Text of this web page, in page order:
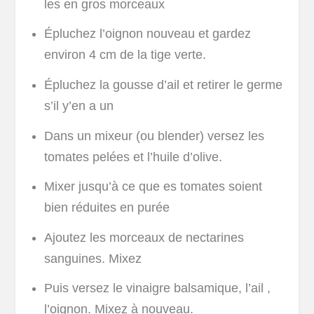
les en gros morceaux
Épluchez l’oignon nouveau et gardez
environ 4 cm de la tige verte.
Épluchez la gousse d’ail et retirer le germe
s’il y’en a un
Dans un mixeur (ou blender) versez les
tomates pelées et l’huile d’olive.
Mixer jusqu’à ce que es tomates soient
bien réduites en purée
Ajoutez les morceaux de nectarines
sanguines. Mixez
Puis versez le vinaigre balsamique, l’ail ,
l’oignon. Mixez à nouveau.